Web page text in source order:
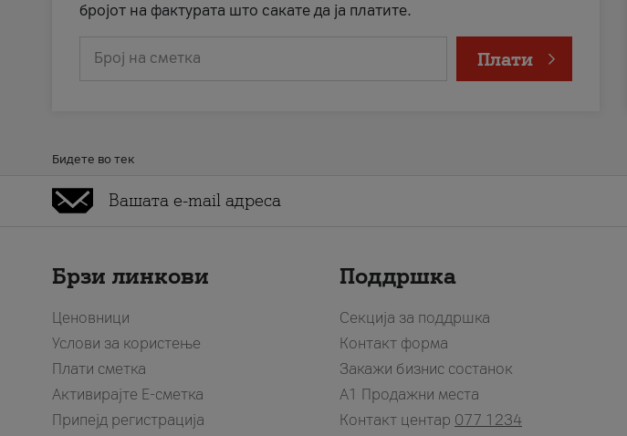
бројот на фактурата што сакате да ја платите.
Број на сметка Плати
Бидете во тек
Брзи линкови
Ценовници
Услови за користење
Плати сметка
Активирајте Е-сметка
Припејд регистрација
Поддршка
Секција за поддршка
Контакт форма
Закажи бизнис состанок
A1 Продажни места
Контакт центар 077 1234